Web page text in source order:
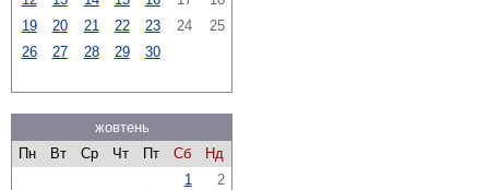
19
20 21 22 23 24
25
26
27 28 29 30
жовтень
Пн
Вт Ср Чт Пт Сб
Нд
1
2